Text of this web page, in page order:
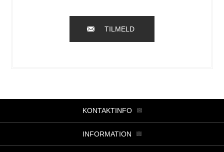
TILMELD
KONTAKTINFO
INFORMATION